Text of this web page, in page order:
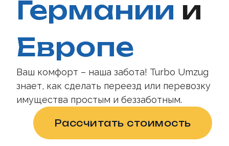
Германии и
Европе
Ваш комфорт – наша забота! Turbo Umzug
знает, как сделать переезд или перевозку
имущества простым и беззаботным.
Рассчитать стоимость